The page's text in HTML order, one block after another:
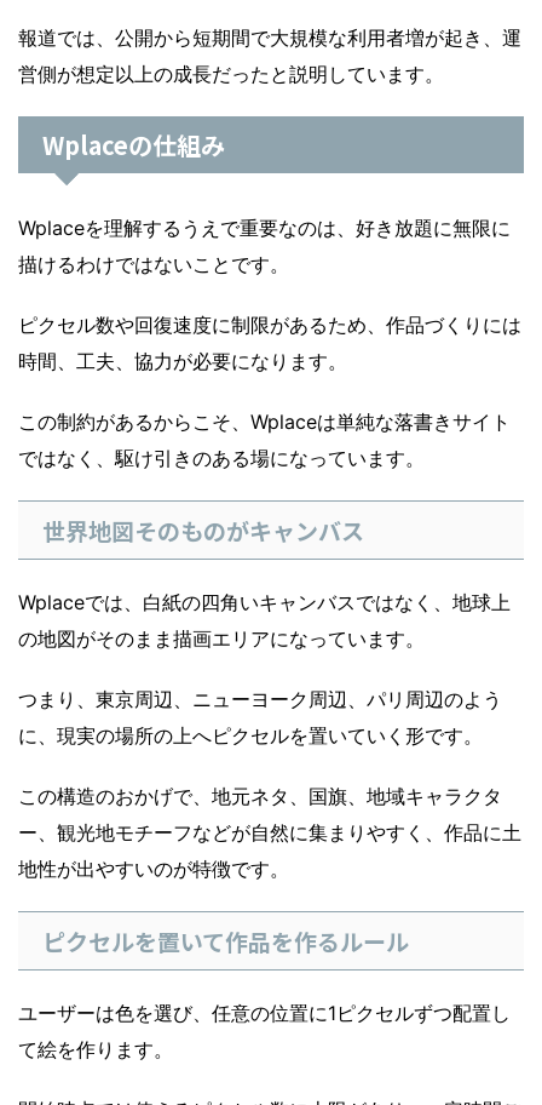
報道では、公開から短期間で大規模な利用者増が起き、運
営側が想定以上の成長だったと説明しています。
Wplaceの仕組み
Wplaceを理解するうえで重要なのは、好き放題に無限に
描けるわけではないことです。
ピクセル数や回復速度に制限があるため、作品づくりには
時間、工夫、協力が必要になります。
この制約があるからこそ、Wplaceは単純な落書きサイト
ではなく、駆け引きのある場になっています。
世界地図そのものがキャンバス
Wplaceでは、白紙の四角いキャンバスではなく、地球上
の地図がそのまま描画エリアになっています。
つまり、東京周辺、ニューヨーク周辺、パリ周辺のよう
に、現実の場所の上へピクセルを置いていく形です。
この構造のおかげで、地元ネタ、国旗、地域キャラクタ
ー、観光地モチーフなどが自然に集まりやすく、作品に土
地性が出やすいのが特徴です。
ピクセルを置いて作品を作るルール
ユーザーは色を選び、任意の位置に1ピクセルずつ配置し
て絵を作ります。